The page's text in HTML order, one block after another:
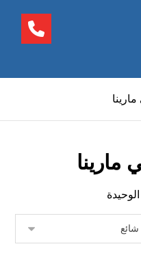
مارينا